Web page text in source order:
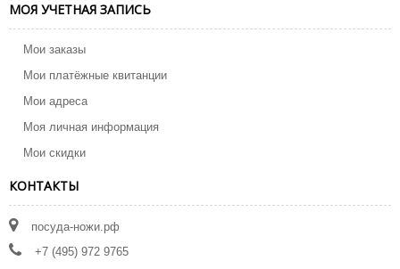
МОЯ УЧЕТНАЯ ЗАПИСЬ
Мои заказы
Мои платёжные квитанции
Мои адреса
Моя личная информация
Мои скидки
КОНТАКТЫ
посуда-ножи.рф
+7 (495) 972 9765